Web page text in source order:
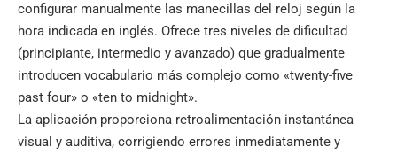
configurar manualmente las manecillas del reloj según la
hora indicada en inglés. Ofrece tres niveles de dificultad
(principiante, intermedio y avanzado) que gradualmente
introducen vocabulario más complejo como «twenty-five
past four» o «ten to midnight».
La aplicación proporciona retroalimentación instantánea
visual y auditiva, corrigiendo errores inmediatamente y